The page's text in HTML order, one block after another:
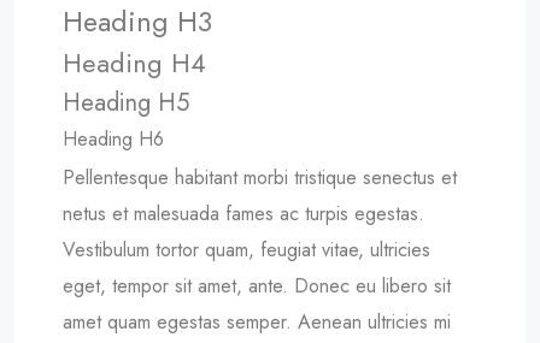
Heading H3
Heading H4
Heading H5
Heading H6
Pellentesque habitant morbi tristique senectus et
netus et malesuada fames ac turpis egestas.
Vestibulum tortor quam, feugiat vitae, ultricies
eget, tempor sit amet, ante. Donec eu libero sit
amet quam egestas semper. Aenean ultricies mi